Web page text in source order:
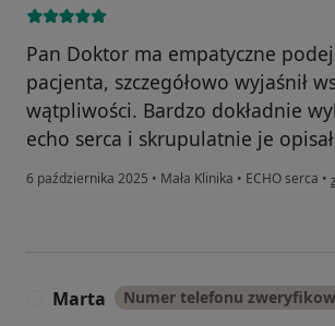
Pan Doktor ma empatyczne
pacjenta, szczegółowo wyjaśnił
wątpliwości. Bardzo dokładnie
echo serca i skrupulatnie je
6 października 2025 • Mała Klinika • ECHO serca •
Marta Numer telefonu